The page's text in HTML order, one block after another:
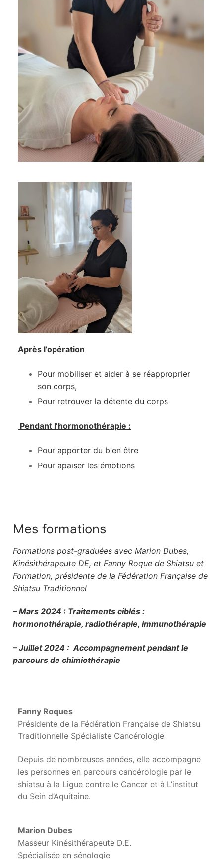
Après l’opération
Pour mobiliser et aider à se réapproprier
son corps,
Pour retrouver la détente du corps
Pendant l’hormonothérapie :
Pour apporter du bien être
Pour apaiser les émotions
Mes formations
Formations post-graduées avec Marion Dubes,
Kinésithérapeute DE, et Fanny Roque de Shiatsu et
Formation, présidente de la Fédération Française de
Shiatsu Traditionnel
– Mars 2024 : Traitements ciblés :
hormonothérapie, radiothérapie, immunothérapie
– Juillet 2024 : Accompagnement pendant le
parcours de chimiothérapie
Fanny Roques
Présidente de la Fédération Française de Shiatsu
Traditionnelle Spécialiste Cancérologie
Depuis de nombreuses années, elle accompagne
les personnes en parcours cancérologie par le
shiatsu à la Ligue contre le Cancer et à L’institut
du Sein d’Aquitaine.
Marion Dubes
Masseur Kinésithérapeute D.E.
Spécialisée en sénologie